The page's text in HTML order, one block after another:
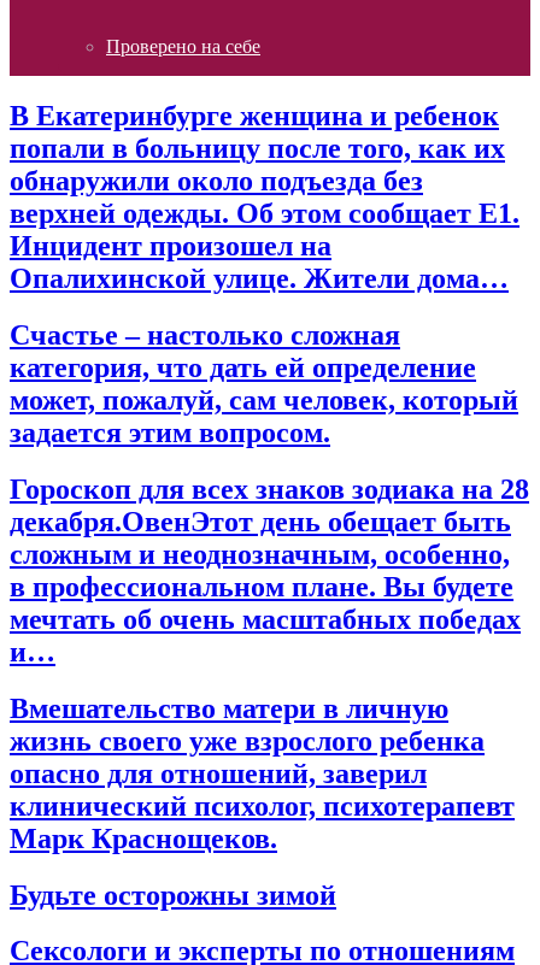
Проверено на себе
В Екатеринбурге женщина и ребенок
попали в больницу после того, как их
обнаружили около подъезда без
верхней одежды. Об этом сообщает Е1.
Инцидент произошел на
Опалихинской улице. Жители дома…
Счастье – настолько сложная
категория, что дать ей определение
может, пожалуй, сам человек, который
задается этим вопросом.
Гороскоп для всех знаков зодиака на 28
декабря.ОвенЭтот день обещает быть
сложным и неоднозначным, особенно,
в профессиональном плане. Вы будете
мечтать об очень масштабных победах
и…
Вмешательство матери в личную
жизнь своего уже взрослого ребенка
опасно для отношений, заверил
клинический психолог, психотерапевт
Марк Краснощеков.
Будьте осторожны зимой
Сексологи и эксперты по отношениям